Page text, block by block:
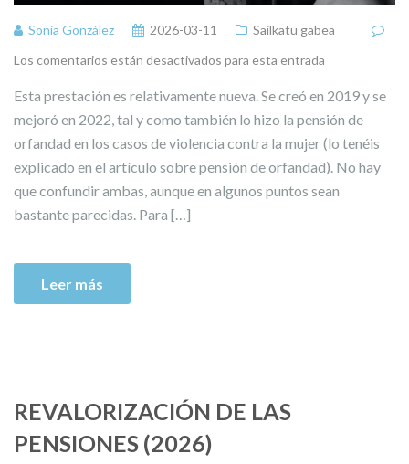
Sonia González 2026-03-11
Sailkatu gabea
Los comentarios están desactivados para esta entrada
Esta prestación es relativamente nueva. Se creó en 2019 y se
mejoró en 2022, tal y como también lo hizo la pensión de
orfandad en los casos de violencia contra la mujer (lo tenéis
explicado en el artículo sobre pensión de orfandad). No hay
que confundir ambas, aunque en algunos puntos sean
bastante parecidas. Para […]
Leer más
REVALORIZACIÓN DE LAS
PENSIONES (2026)